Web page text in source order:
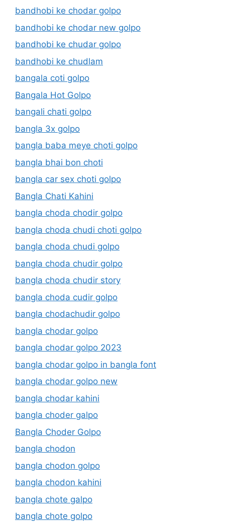
bandhobi ke chodar golpo
bandhobi ke chodar new golpo
bandhobi ke chudar golpo
bandhobi ke chudlam
bangala coti golpo
Bangala Hot Golpo
bangali chati golpo
bangla 3x golpo
bangla baba meye choti golpo
bangla bhai bon choti
bangla car sex choti golpo
Bangla Chati Kahini
bangla choda chodir golpo
bangla choda chudi choti golpo
bangla choda chudi golpo
bangla choda chudir golpo
bangla choda chudir story
bangla choda cudir golpo
bangla chodachudir golpo
bangla chodar golpo
bangla chodar golpo 2023
bangla chodar golpo in bangla font
bangla chodar golpo new
bangla chodar kahini
bangla choder galpo
Bangla Choder Golpo
bangla chodon
bangla chodon golpo
bangla chodon kahini
bangla chote galpo
bangla chote golpo